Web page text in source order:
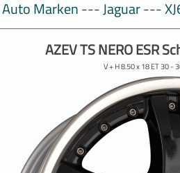
Auto Marken---Jaguar---
AZEV TS NERO ESR
V + H 8.50 x 18 ET 30 -